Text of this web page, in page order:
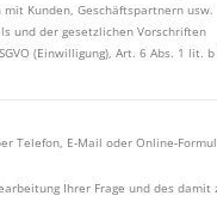
Kunden, Geschäftspartnern usw.
und der gesetzlichen Vorschriften
(Einwilligung), Art. 6 Abs. 1 lit.
Telefon, E-Mail oder Online-
Ihrer Frage und des